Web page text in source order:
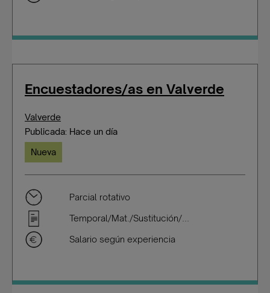
Encuestadores/as en Valverde
Valverde
Publicada: Hace un día
Nueva
Parcial rotativo
Temporal/Mat./Sustitución/...
Salario según experiencia